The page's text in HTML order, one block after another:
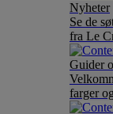
Nyheter
Se de
fra Le
Guider
farger